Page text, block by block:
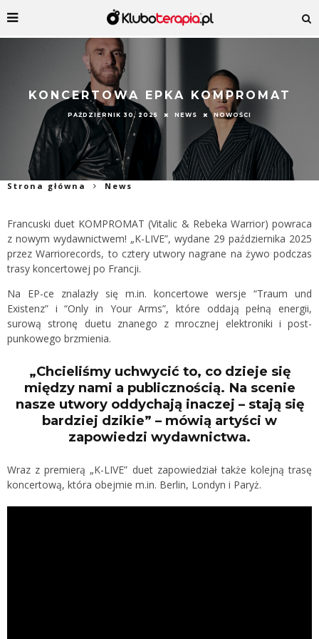
KONCERTOWA EPKA KOMPROMAT
PAŹDZIERNIK 30, 2025 NEWS NOWOŚCI
Strona główna News
Francuski duet KOMPROMAT (Vitalic & Rebeka Warrior) powraca
z nowym wydawnictwem! „K-LIVE”, wydane 29 października 2025
przez Warriorecords, to cztery utwory nagrane na żywo podczas
trasy koncertowej po Francji.
Na EP-ce znalazły się m.in. koncertowe wersje “Traum und
Existenz” i “Only in Your Arms”, które oddają pełną energii,
surową stronę duetu znanego z mrocznej elektroniki i post-
punkowego brzmienia.
„Chcieliśmy uchwycić to, co dzieje się
między nami a publicznością. Na scenie
nasze utwory oddychają inaczej – stają się
bardziej dzikie” – mówią artyści w
zapowiedzi wydawnictwa.
Wraz z premierą „K-LIVE” duet zapowiedział także kolejną trasę
koncertową, która obejmie m.in. Berlin, Londyn i Paryż.